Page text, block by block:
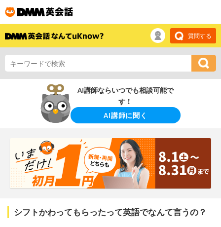
質問する
AI講師ならいつでも相談可能で
す！
AI講師に聞く
シフトかわってもらったって英語でなんて言うの？